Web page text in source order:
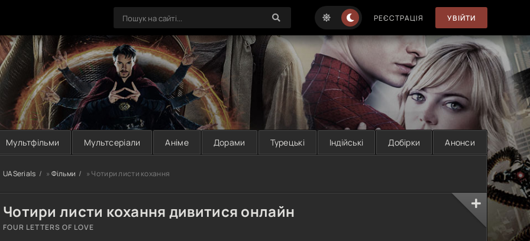
РЕЄСТРАЦІЯ УВІЙТИ
Мультфільми Мультсеріали Аніме Дорами Турецькі Індійські Добірки Анонси
UASerials » Фільми » Чотири листи кохання
Чотири листи кохання дивитися онлайн
FOUR LETTERS OF LOVE